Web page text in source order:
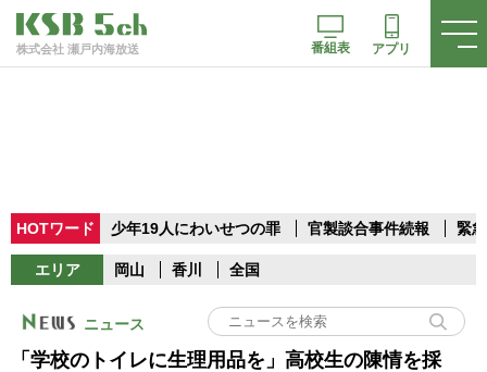
株式会社 瀬戸内海放送 番組表 アプリ
HOTワード 少年19人にわいせつの罪 官製談合事件続報 緊
エリア 岡山 香川 全国
ニュース
「学校のトイレに生理用品を」高校生の陳情を採